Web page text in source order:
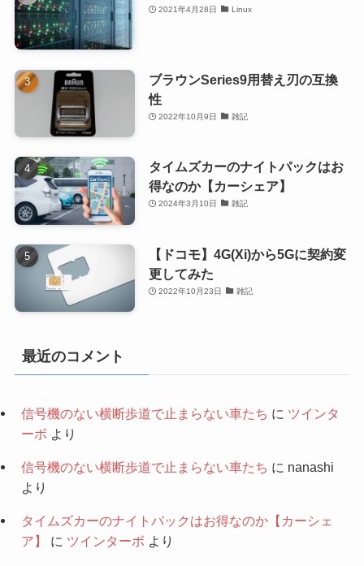
2021年4月28日 Linux
ブラウンSeries9用替え刃の互換
性
2022年10月9日 雑記
タイムズカーのナイトパックはお
得なのか【カーシェア】
2024年3月10日 雑記
【ドコモ】4G(Xi)から5Gに契約変
更してみた
2022年10月23日 雑記
最近のコメント
信号機のない横断歩道で止まらない車たち に ツインタ
ーボ より
信号機のない横断歩道で止まらない車たち に nanashi
より
タイムズカーのナイトパックはお得なのか【カーシェ
ア】
に ツインターボ より